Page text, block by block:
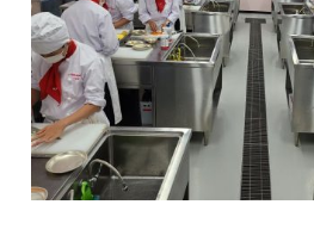
キャリア科の紹介
キャリア科の学び